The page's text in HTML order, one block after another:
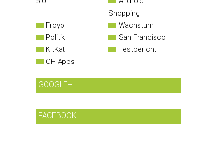
Shopping
Froyo
Wachstum
Politik
San Francisco
KitKat
Testbericht
CH Apps
GOOGLE+
FACEBOOK